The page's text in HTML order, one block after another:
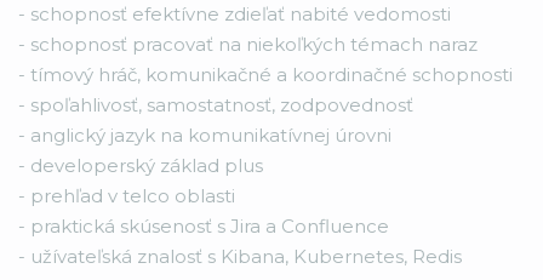
- schopnosť efektívne zdieľať nabité vedomosti
- schopnosť pracovať na niekoľkých témach naraz
- tímový hráč, komunikačné a koordinačné schopnosti
- spoľahlivosť, samostatnosť, zodpovednosť
- anglický jazyk na komunikatívnej úrovni
- developerský základ plus
- prehľad v telco oblasti
- praktická skúsenosť s Jira a Confluence
- užívateľská znalosť s Kibana, Kubernetes, Redis